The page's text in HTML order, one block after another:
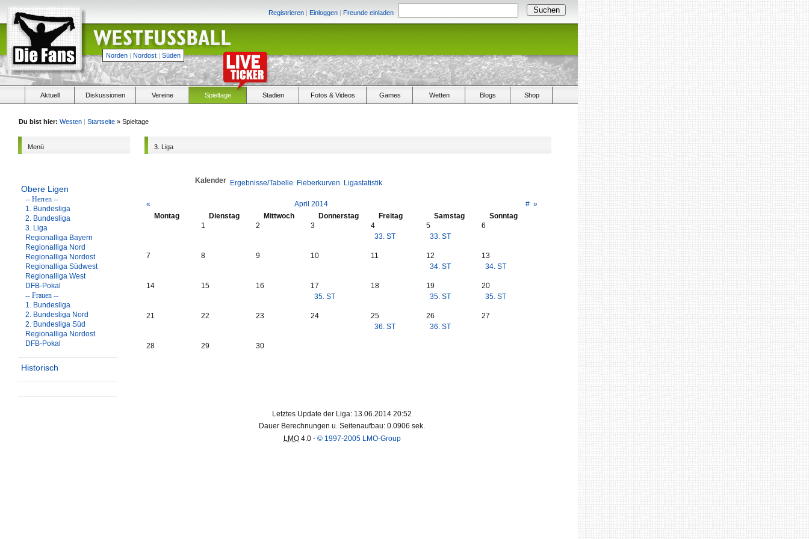
Registrieren | Einloggen | Freunde einladen
Norden | Nordost | Süden
Aktuell Diskussionen Vereine Spieltage Stadien Fotos & Videos Games Wetten Blogs Shop
Du bist hier: Westen | Startseite » Spieltage
Menü
Obere Ligen
-- Herren --
1. Bundesliga
2. Bundesliga
3. Liga
Regionalliga Bayern
Regionalliga Nord
Regionalliga Nordost
Regionalliga Südwest
Regionalliga West
DFB-Pokal
-- Frauen --
1. Bundesliga
2. Bundesliga Nord
2. Bundesliga Süd
Regionalliga Nordost
DFB-Pokal
Historisch
3. Liga
Kalender Ergebnisse/Tabelle Fieberkurven Ligastatistik
« April 2014 # »
Montag
Dienstag Mittwoch Donnerstag Freitag Samstag
Sonntag
1
2 3
4
33. ST
5
33. ST
6
7 8 9 10 11
12
34. ST
13
34. ST
14 15 16
17
35. ST
18
19
35. ST
20
35. ST
21 22 23 24
25
36. ST
26
36. ST
27
28 29 30
Letztes Update der Liga: 13.06.2014 20:52
Dauer Berechnungen u. Seitenaufbau: 0.0906 sek.
LMO4.0 - © 1997-2005 LMO-Group